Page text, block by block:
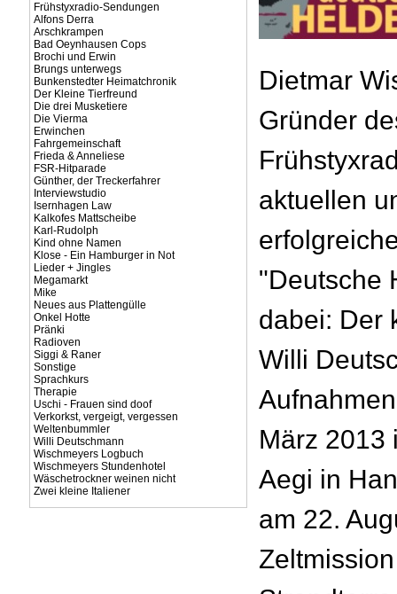
Frühstyxradio-Sendungen
Alfons Derra
Arschkrampen
Bad Oeynhausen Cops
Brochi und Erwin
Brungs unterwegs
Bunkenstedter Heimatchronik
Der Kleine Tierfreund
Die drei Musketiere
Die Vierma
Erwinchen
Fahrgemeinschaft
Frieda & Anneliese
FSR-Hitparade
Günther, der Treckerfahrer
Interviewstudio
Isernhagen Law
Kalkofes Mattscheibe
Karl-Rudolph
Kind ohne Namen
Klose - Ein Hamburger in Not
Lieder + Jingles
Megamarkt
Mike
Neues aus Plattengülle
Onkel Hotte
Pränki
Radioven
Siggi & Raner
Sonstige
Sprachkurs
Therapie
Uschi - Frauen sind doof
Verkorkst, vergeigt, vergessen
Weltenbummler
Willi Deutschmann
Wischmeyers Logbuch
Wischmeyers Stundenhotel
Wäschetrockner weinen nicht
Zwei kleine Italiener
Dietmar
Gründer
aktuellen
"Deutsche
dabei: Der
Willi
März 2013
Aegi in
am 22.